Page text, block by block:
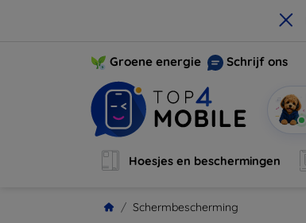
×
Groene energie Schrijf ons
Hoesjes en beschermingen
Schermbescherming